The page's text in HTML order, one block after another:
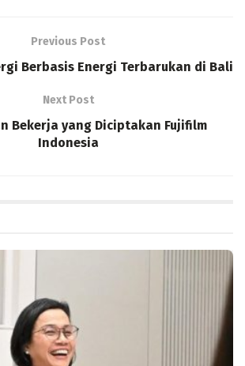
Previous Post
Berbasis Energi Terbarukan di Bali
Next Post
Bekerja yang Diciptakan Fujifilm
Indonesia